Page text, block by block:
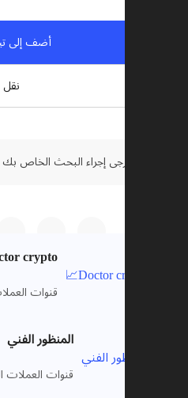
أضف إلى تيليجرام
يرجى إجراء البحث الخاص بك قبل
Doctor crypto📈
قنوات العملات
المنظور الفني
قنوات العملات الرقمية